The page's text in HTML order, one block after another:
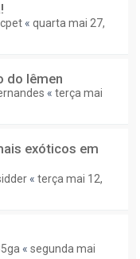
« quarta mai 27,
do Iêmen
« terça mai
exóticos em
« terça mai 12,
« segunda mai